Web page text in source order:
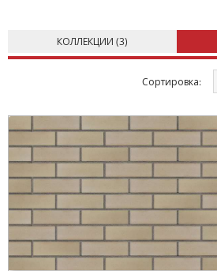
КОЛЛЕКЦИИ (3)
Cортировка: